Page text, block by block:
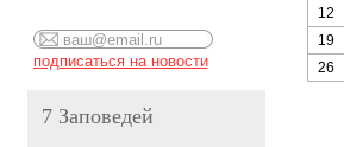
7 Заповедей
12
19
26